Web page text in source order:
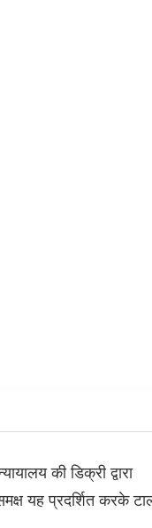
की डिक्री द्वारा
यह प्रदर्शित करके